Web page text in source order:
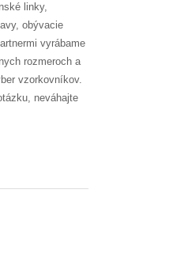
linky,
obývacie
vyrábame
rozmeroch a
vzorkovníkov.
neváhajte